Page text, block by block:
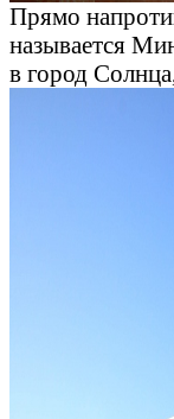
Прямо
называется
в город